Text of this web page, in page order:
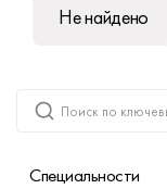
Не найдено
Специальности